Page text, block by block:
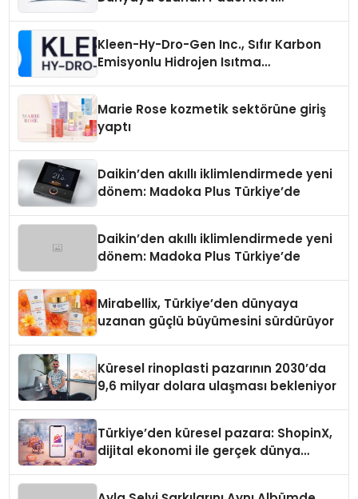
Kleen-Hy-Dro-Gen Inc., Sıfır Karbon
Emisyonlu Hidrojen Isıtma
Marie Rose kozmetik sektörüne giriş
yaptı
Daikin’den akıllı iklimlendirmede yeni
dönem: Madoka Plus Türkiye’de
Daikin’den akıllı iklimlendirmede yeni
dönem: Madoka Plus Türkiye’de
Mirabellix, Türkiye’den dünyaya
uzanan güçlü büyümesini sürdürüyor
Küresel rinoplasti pazarının 2030’da
9,6 milyar dolara ulaşması bekleniyor
Türkiye’den küresel pazara: ShopinX,
dijital ekonomi ile gerçek dünya